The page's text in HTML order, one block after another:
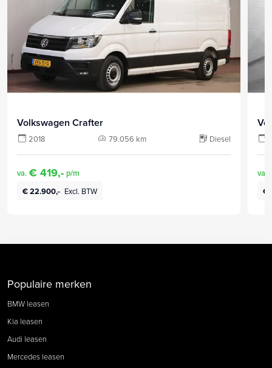
Volkswagen Crafter
2018 79.056 km Diesel
va. € 419,- p/m
€ 22.900,- Excl. BTW
va.
€
Populaire merken
BMW leasen
Kia leasen
Audi leasen
Mercedes leasen